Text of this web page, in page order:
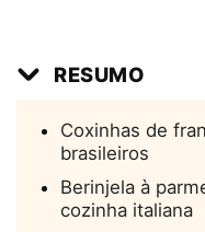
RESUMO
Coxinhas de
brasileiros
Berinjela à
cozinha italiana